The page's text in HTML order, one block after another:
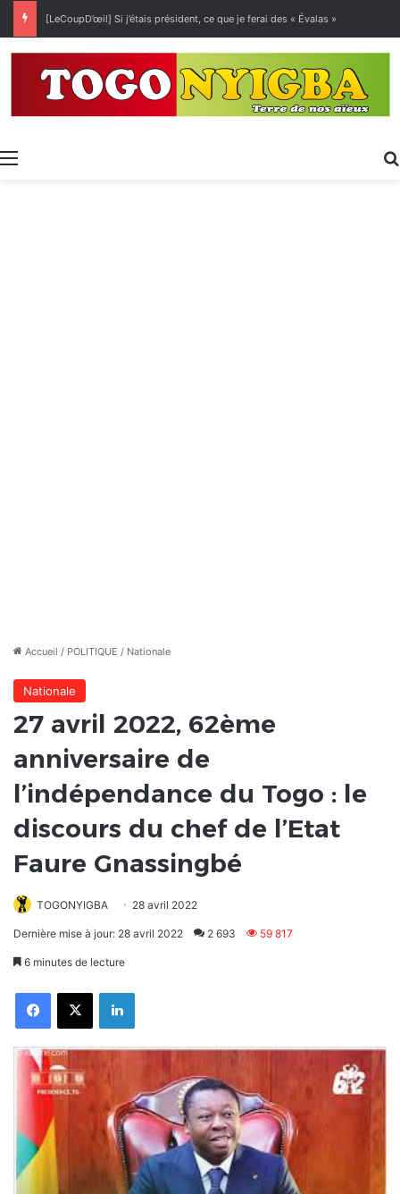
[LeCoupD’œil] Si j’étais président, ce que je ferai des « Évalas »
Menu
Accueil / POLITIQUE / Nationale
Nationale
27 avril 2022, 62ème
anniversaire de
l’indépendance du Togo : le
discours du chef de l’Etat
Faure Gnassingbé
TOGONYIGBA 28 avril 2022
Dernière mise à jour: 28 avril 2022 2 693 59 817
6 minutes de lecture
FacebookX Linkedin